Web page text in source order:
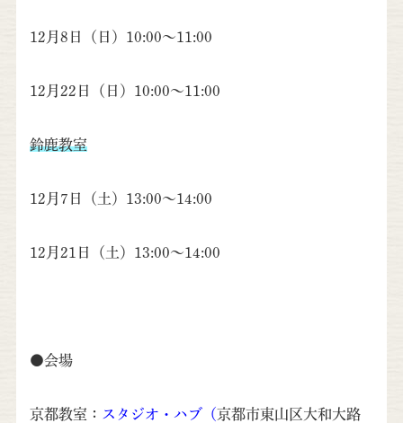
12月8日（日）10:00～11:00
12月22日（日）10:00～11:00
鈴鹿教室
12月7日（土）13:00～14:00
12月21日（土）13:00～14:00
●会場
京都教室： スタジオ・ハブ（京都市東山区大和大路